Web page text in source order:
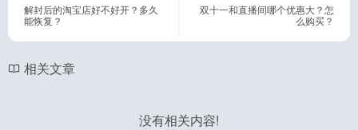
解封后的淘宝店好不好开？多久
能恢复？
双十一和直播间哪个优惠大？怎
么购买？
相关文章
没有相关内容!